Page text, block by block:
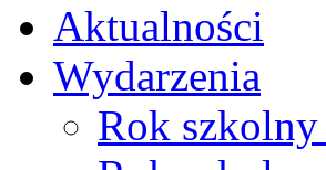
Aktualności
Wydarzenia
Rok